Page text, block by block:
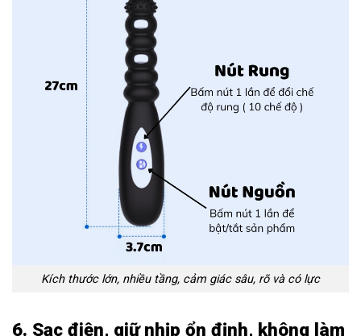
Kích thước lớn, nhiều tầng, cảm giác sâu, rõ và có lực
6. Sạc điện, giữ nhịp ổn định, không làm